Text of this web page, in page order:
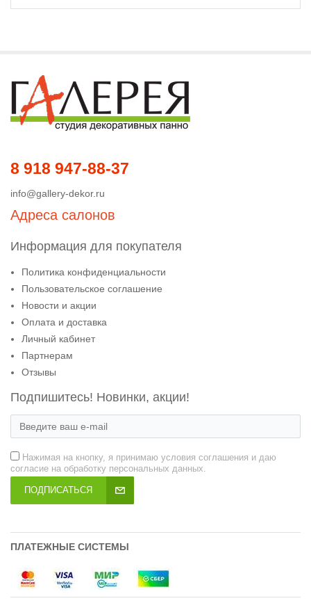
8 918 947-88-37
info@gallery-dekor.ru
Адреса салонов
Информация для покупателя
Политика конфиденциальности
Пользовательское соглашение
Новости и акции
Оплата и доставка
Личный кабинет
Партнерам
Отзывы
Подпишитесь! Новинки, акции!
Нажимая на кнопку, я принимаю условия соглашения и даю
согласие на обработку персональных данных.
ПОДПИСАТЬСЯ
ПЛАТЕЖНЫЕ СИСТЕМЫ